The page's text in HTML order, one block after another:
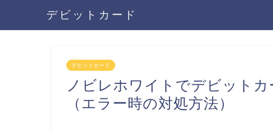
デビットカード
デビットカード
ノビレホワイトでデビットカ
（エラー時の対処方法）